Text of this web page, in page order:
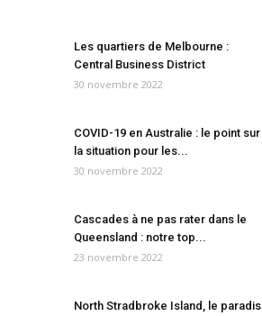
Les quartiers de Melbourne :
Central Business District
30 novembre 2022
COVID-19 en Australie : le point sur
la situation pour les...
30 novembre 2022
Cascades à ne pas rater dans le
Queensland : notre top...
23 novembre 2022
North Stradbroke Island, le paradis